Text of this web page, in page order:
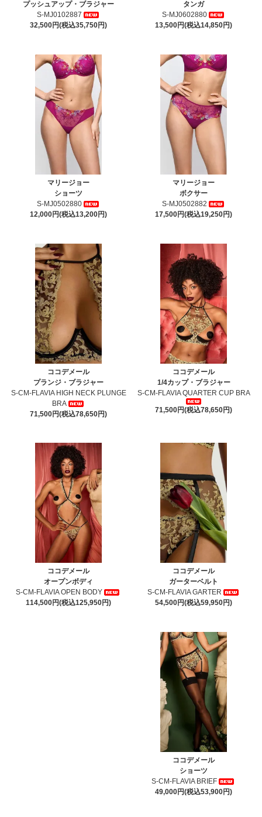
プッシュアップ・ブラジャー
S-MJ0102887
32,500円(税込35,750円)
タンガ
S-MJ0602880
13,500円(税込14,850円)
マリージョー
ショーツ
S-MJ0502880
12,000円(税込13,200円)
マリージョー
ボクサー
S-MJ0502882
17,500円(税込19,250円)
ココデメール
プランジ・ブラジャー
S-CM-FLAVIA HIGH NECK PLUNGE
BRA
71,500円(税込78,650円)
ココデメール
1/4カップ・ブラジャー
S-CM-FLAVIA QUARTER CUP BRA
71,500円(税込78,650円)
ココデメール
オープンボディ
S-CM-FLAVIA OPEN BODY
114,500円(税込125,950円)
ココデメール
ガーターベルト
S-CM-FLAVIA GARTER
54,500円(税込59,950円)
ココデメール
ショーツ
S-CM-FLAVIA BRIEF
49,000円(税込53,900円)